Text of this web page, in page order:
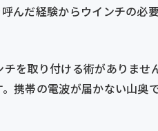
んだ経験からウインチの必
を取り付ける術がありませ
携帯の電波が届かない山奥